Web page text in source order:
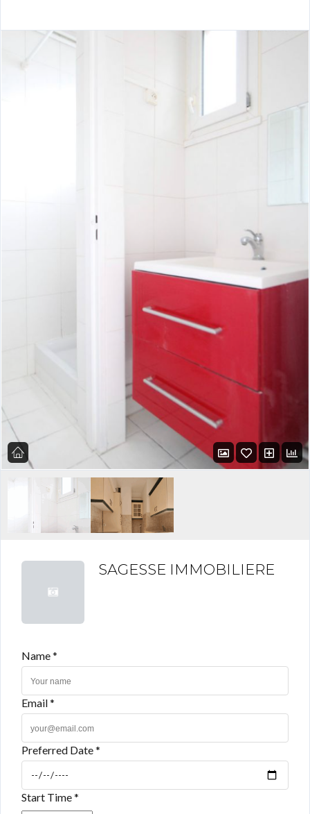
SAGESSE IMMOBILIERE
Name *
Email *
Preferred Date *
Start Time *